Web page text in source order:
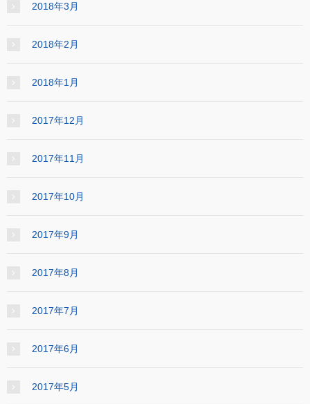
2018年3月
2018年2月
2018年1月
2017年12月
2017年11月
2017年10月
2017年9月
2017年8月
2017年7月
2017年6月
2017年5月